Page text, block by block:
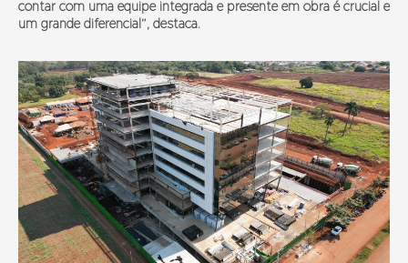
contar com uma equipe integrada e presente em obra é crucial e
um grande diferencial”, destaca.